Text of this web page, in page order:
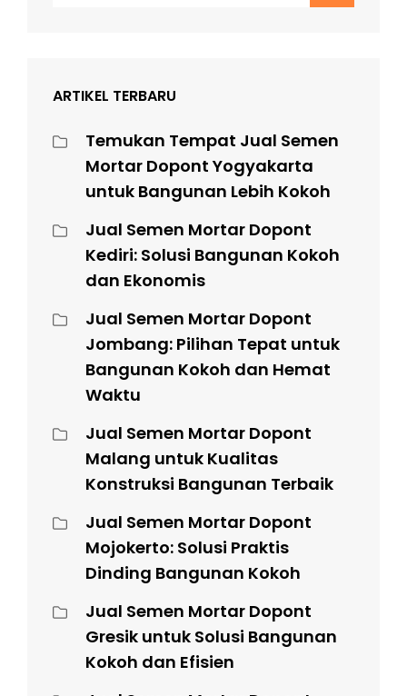
ARTIKEL TERBARU
Temukan Tempat Jual Semen
Mortar Dopont Yogyakarta
untuk Bangunan Lebih Kokoh
Jual Semen Mortar Dopont
Kediri: Solusi Bangunan Kokoh
dan Ekonomis
Jual Semen Mortar Dopont
Jombang: Pilihan Tepat untuk
Bangunan Kokoh dan Hemat
Waktu
Jual Semen Mortar Dopont
Malang untuk Kualitas
Konstruksi Bangunan Terbaik
Jual Semen Mortar Dopont
Mojokerto: Solusi Praktis
Dinding Bangunan Kokoh
Jual Semen Mortar Dopont
Gresik untuk Solusi Bangunan
Kokoh dan Efisien